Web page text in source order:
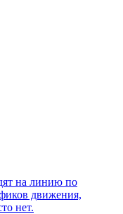
на линию по
движения,
нет.